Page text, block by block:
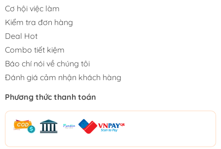
Cơ hội việc làm
Kiểm tra đơn hàng
Deal Hot
Combo tiết kiệm
Báo chí nói về chúng tôi
Đánh giá cảm nhận khách hàng
Phương thức thanh toán